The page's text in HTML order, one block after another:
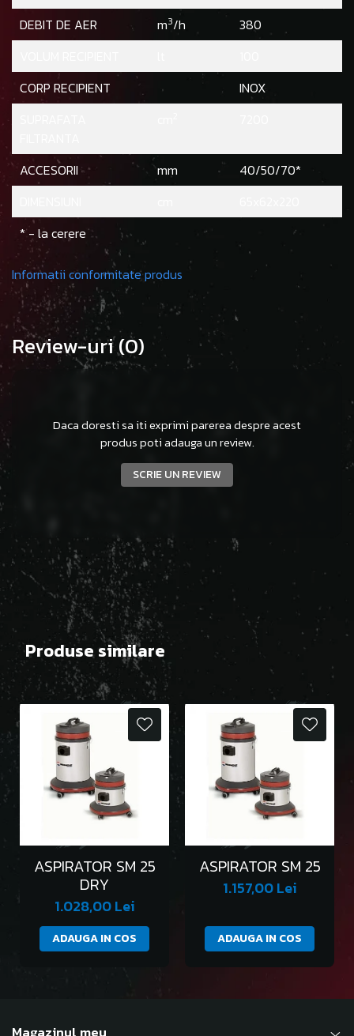
DEBIT DE AER
m3/h
380
CORP RECIPIENT
INOX
ACCESORII mm
40/50/70*
* - la cerere
Informatii conformitate produs
Review-uri(0)
Daca doresti sa iti exprimi parerea despre acest
produs poti adauga un review.
SCRIE UN REVIEW
Produse similare
ASPIRATOR SM 25
DRY
1.028,00 Lei
ADAUGA IN COS
ASPIRATOR SM 25
1.157,00 Lei
ADAUGA IN COS